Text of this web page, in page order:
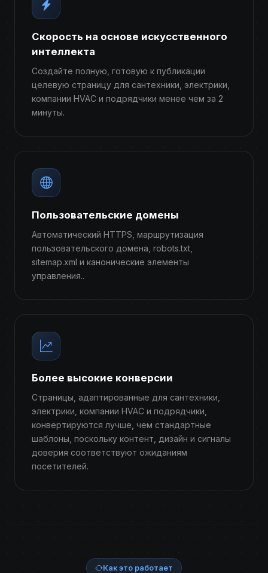
Скорость на основе искусственного
интеллекта
Создайте полную, готовую к публикации
целевую страницу для сантехники, электрики,
компании HVAC и подрядчики менее чем за 2
минуты.
Пользовательские домены
Автоматический HTTPS, маршрутизация
пользовательского домена, robots.txt,
sitemap.xml и канонические элементы
управления..
Более высокие конверсии
Страницы, адаптированные для сантехники,
электрики, компании HVAC и подрядчики,
конвертируются лучше, чем стандартные
шаблоны, поскольку контент, дизайн и сигналы
доверия соответствуют ожиданиям
посетителей.
Как это работает